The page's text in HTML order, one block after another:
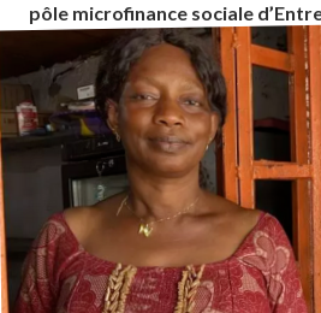
pôle microfinance sociale